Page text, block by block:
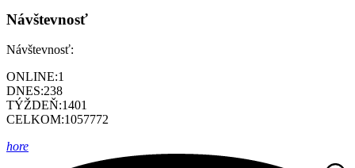
Návštevnosť
Návštevnosť:
ONLINE:1
DNES:238
TÝŽDEŇ:1401
CELKOM:1057772
hore